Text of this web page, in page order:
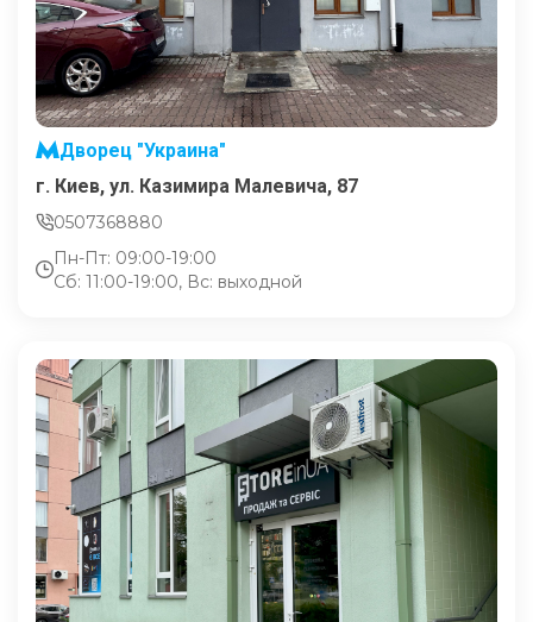
Дворец "Украина"
г. Киев, ул. Казимира Малевича, 87
0507368880
Пн-Пт: 09:00-19:00
Сб: 11:00-19:00, Вс: выходной